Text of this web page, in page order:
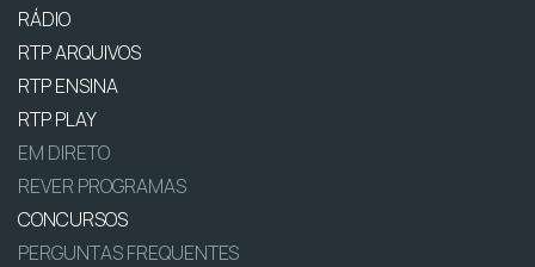
RÁDIO
RTP ARQUIVOS
RTP ENSINA
RTP PLAY
EM DIRETO
REVER PROGRAMAS
CONCURSOS
PERGUNTAS FREQUENTES